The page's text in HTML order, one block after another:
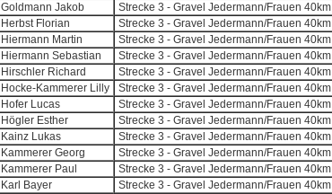
Goldmann Jakob
Strecke 3 - Gravel Jedermann/Frauen 40km
Herbst Florian
Strecke 3 - Gravel Jedermann/Frauen 40km
Hiermann Martin
Strecke 3 - Gravel Jedermann/Frauen 40km
Hiermann Sebastian
Strecke 3 - Gravel Jedermann/Frauen 40km
Hirschler Richard
Strecke 3 - Gravel Jedermann/Frauen 40km
Hocke-Kammerer Lilly
Strecke 3 - Gravel Jedermann/Frauen 40km
Hofer Lucas
Strecke 3 - Gravel Jedermann/Frauen 40km
Högler Esther
Strecke 3 - Gravel Jedermann/Frauen 40km
Kainz Lukas
Strecke 3 - Gravel Jedermann/Frauen 40km
Kammerer Georg
Strecke 3 - Gravel Jedermann/Frauen 40km
Kammerer Paul
Strecke 3 - Gravel Jedermann/Frauen 40km
Karl Bayer
Strecke 3 - Gravel Jedermann/Frauen 40km